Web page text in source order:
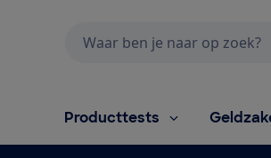
Producttests